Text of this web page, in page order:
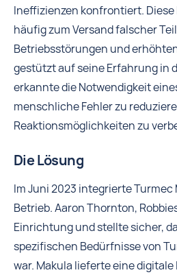
Ineffizienzen konfrontiert.
häufig zum Versand falscher
Betriebsstörungen und
gestützt auf seine Erfahrung in
erkannte die Notwendigkeit
menschliche Fehler zu
Reaktionsmöglichkeiten zu
Die Lösung
Im Juni 2023 integrierte Turmec
Betrieb. Aaron Thornton,
Einrichtung und stellte sicher,
spezifischen Bedürfnisse von
war. Makula lieferte eine digitale